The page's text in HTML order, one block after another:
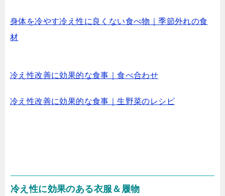
身体を冷やす冷え性に良くない食べ物｜季節外れの食
材
冷え性改善に効果的な食事｜食べ合わせ
冷え性改善に効果的な食事｜生野菜のレシピ
冷え性に効果のある衣服＆履物